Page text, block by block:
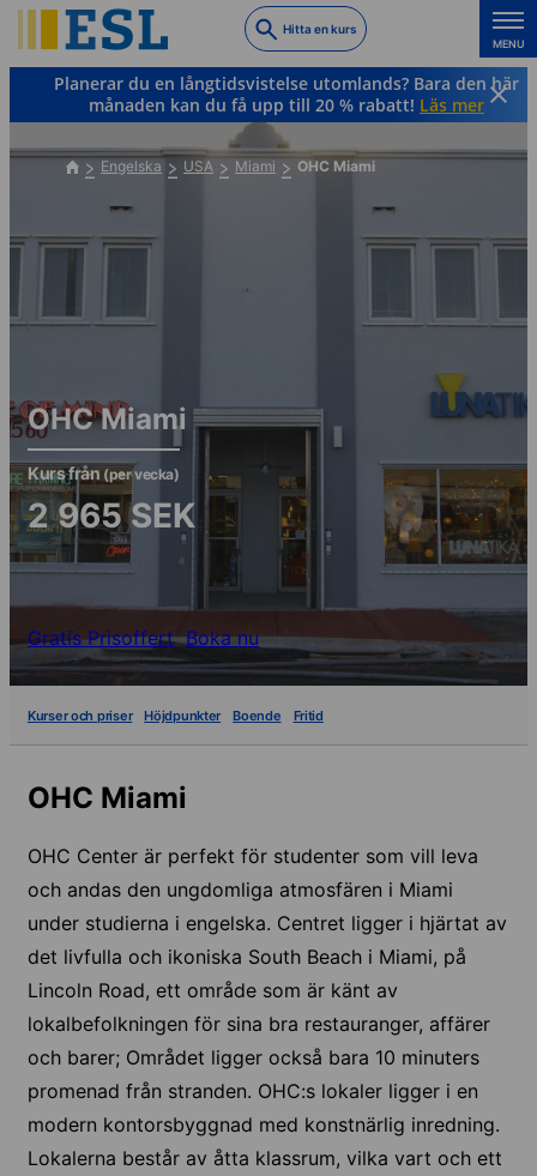
to
main
content
Hitta en kurs
MENU
Planerar du en långtidsvistelse utomlands? Bara den här
månaden kan du få upp till 20 % rabatt! Läs mer
Engelska USA Miami OHC Miami
OHC Miami
Kurs från(per vecka)
2 965SEK
Gratis Prisoffert Boka nu
Kurser och priser Höjdpunkter Boende Fritid
OHC Miami
OHC Center är perfekt för studenter som vill leva
och andas den ungdomliga atmosfären i Miami
under studierna i engelska. Centret ligger i hjärtat av
det livfulla och ikoniska South Beach i Miami, på
Lincoln Road, ett område som är känt av
lokalbefolkningen för sina bra restauranger, affärer
och barer; Området ligger också bara 10 minuters
promenad från stranden. OHC:s lokaler ligger i en
modern kontorsbyggnad med konstnärlig inredning.
Lokalerna består av åtta klassrum, vilka vart och ett